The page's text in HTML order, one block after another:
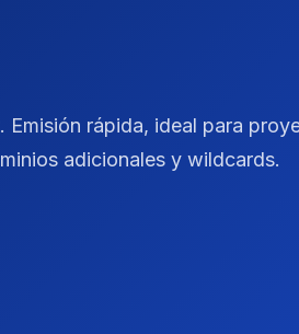
rápida, ideal para
adicionales y wildcards.